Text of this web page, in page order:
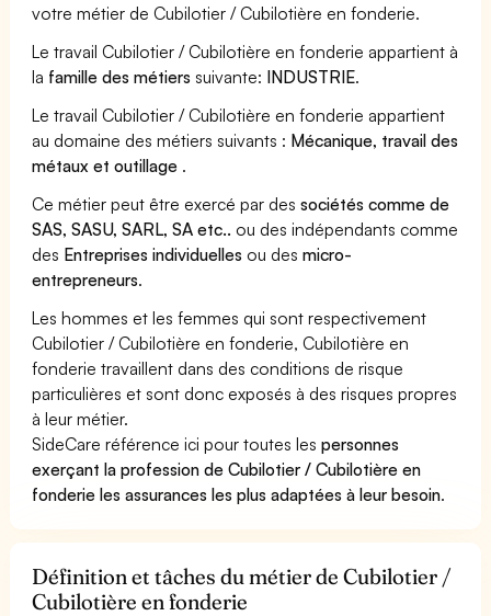
votre métier de Cubilotier / Cubilotière en fonderie.
Le travail Cubilotier / Cubilotière en fonderie appartient à
la famille des métiers suivante: INDUSTRIE.
Le travail Cubilotier / Cubilotière en fonderie appartient
au domaine des métiers suivants : Mécanique, travail des
métaux et outillage .
Ce métier peut être exercé par dessociétés comme de
SAS, SASU, SARL, SA etc.. ou des indépendants comme
des Entreprises individuelles ou desmicro-
entrepreneurs.
Les hommes et les femmes qui sont respectivement
Cubilotier / Cubilotière en fonderie, Cubilotière en
fonderie travaillent dans des conditions de risque
particulières et sont donc exposés à des risques propres
à leur métier.
SideCare référence ici pour toutes lespersonnes
exerçant la profession de Cubilotier / Cubilotière en
fonderie les assurances les plus adaptées à leur besoin.
Définition et tâches du métier de Cubilotier /
Cubilotière en fonderie